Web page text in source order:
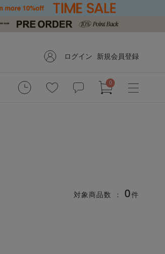
ログイン 新規会員登録
0
対象商品数 ： 0件